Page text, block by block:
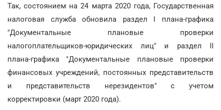
Так, состоянием на 24 марта 2020 года, Государственная
налоговая служба обновила раздел І плана-графика
"Документальные плановые проверки
налогоплательщиков-юридических лиц" и раздел ІІ
плана-графика "Документальные плановые проверки
финансовых учреждений, постоянных представительств
и представительств нерезидентов" с учетом
корректировки (март 2020 года).